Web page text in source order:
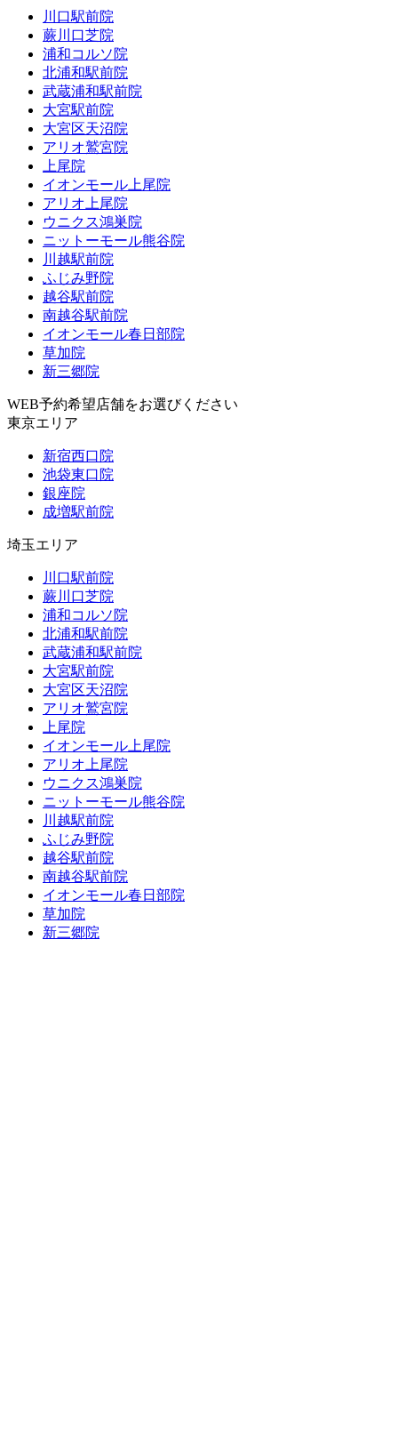
川口駅前院
蕨川口芝院
浦和コルソ院
北浦和駅前院
武蔵浦和駅前院
大宮駅前院
大宮区天沼院
アリオ鷲宮院
上尾院
イオンモール上尾院
アリオ上尾院
ウニクス鴻巣院
ニットーモール熊谷院
川越駅前院
ふじみ野院
越谷駅前院
南越谷駅前院
イオンモール春日部院
草加院
新三郷院
WEB予約希望店舗をお選びください
東京エリア
新宿西口院
池袋東口院
銀座院
成増駅前院
埼玉エリア
川口駅前院
蕨川口芝院
浦和コルソ院
北浦和駅前院
武蔵浦和駅前院
大宮駅前院
大宮区天沼院
アリオ鷲宮院
上尾院
イオンモール上尾院
アリオ上尾院
ウニクス鴻巣院
ニットーモール熊谷院
川越駅前院
ふじみ野院
越谷駅前院
南越谷駅前院
イオンモール春日部院
草加院
新三郷院